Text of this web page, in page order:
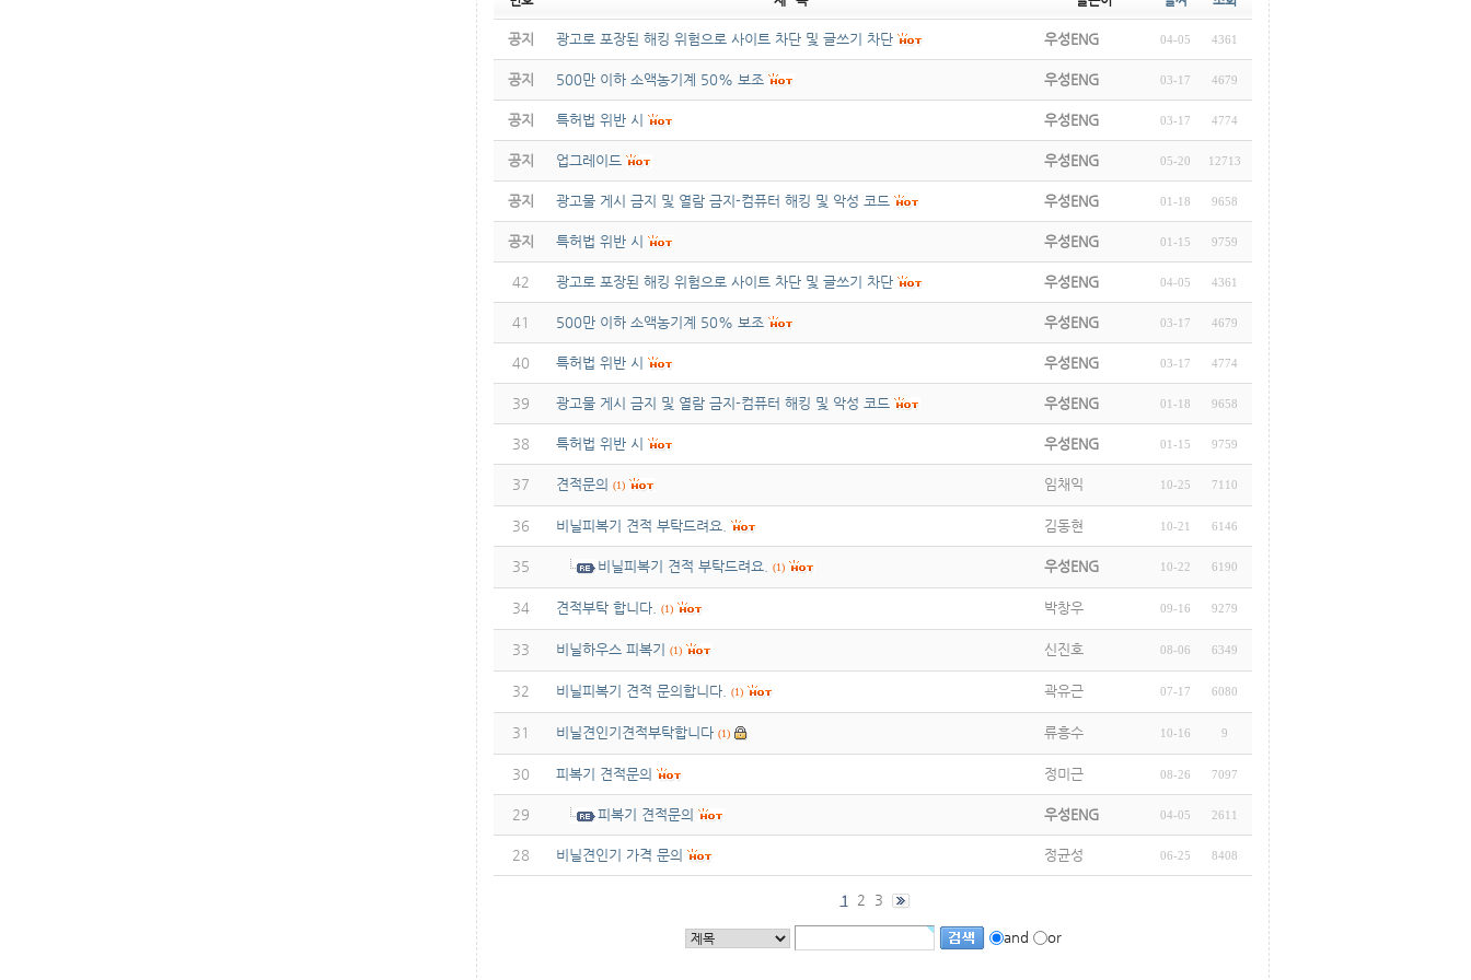
공지 광고로 포장된 해킹 위험으로 사이트 차단 및 글쓰기 차단 우성ENG 04-05 4361
공지 500만 이하 소액농기계 50% 보조 우성ENG 03-17 4679
공지 특허법 위반 시 우성ENG 03-17 4774
공지 업그레이드 우성ENG 05-20 12713
공지 광고물 게시 금지 및 열람 금지-컴퓨터 해킹 및 악성 코드 우성ENG 01-18 9658
공지 특허법 위반 시 우성ENG 01-15 9759
42 광고로 포장된 해킹 위험으로 사이트 차단 및 글쓰기 차단 우성ENG 04-05 4361
41 500만 이하 소액농기계 50% 보조 우성ENG 03-17 4679
40 특허법 위반 시 우성ENG 03-17 4774
39 광고물 게시 금지 및 열람 금지-컴퓨터 해킹 및 악성 코드 우성ENG 01-18 9658
38 특허법 위반 시 우성ENG 01-15 9759
37 견적문의 (1) 임채익 10-25 7110
36 비닐피복기 견적 부탁드려요. 김동현 10-21 6146
35 비닐피복기 견적 부탁드려요. (1) 우성ENG 10-22 6190
34 견적부탁 합니다. (1) 박창우 09-16 9279
33 비닐하우스 피복기 (1) 신진호 08-06 6349
32 비닐피복기 견적 문의합니다. (1) 곽유근 07-17 6080
31 비닐견인기견적부탁합니다 (1) 류흥수 10-16 9
30 피복기 견적문의 정미근 08-26 7097
29 피복기 견적문의 우성ENG 04-05 2611
28 비닐견인기 가격 문의 정균성 06-25 8408
1 2 3
and or